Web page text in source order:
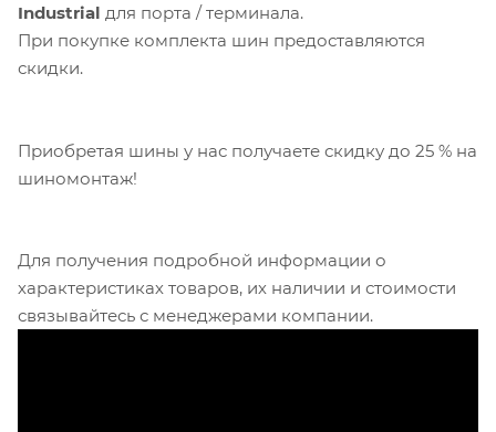
Industrial для порта / терминала.
При покупке комплекта шин предоставляются
скидки.
Приобретая шины у нас получаете скидку до 25 % на
шиномонтаж!
Для получения подробной информации о
характеристиках товаров, их наличии и стоимости
связывайтесь с менеджерами компании.